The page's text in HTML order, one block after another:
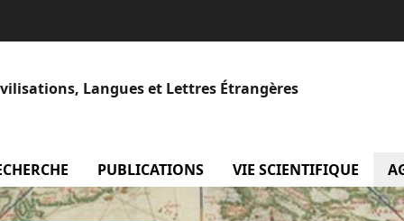
Langues et Lettres Étrangères
menu Axes de recherche
PUBLICATIONS menu Publications
VIE SCIENTIFIQUE